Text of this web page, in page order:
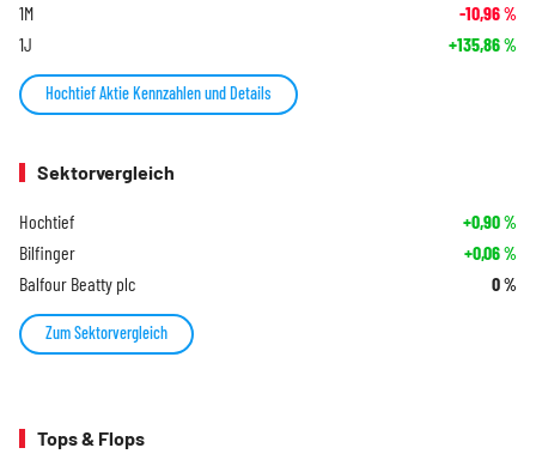
1M -10,96%
1J +135,86%
Hochtief Aktie Kennzahlen und Details
Sektorvergleich
Hochtief +0,90%
Bilfinger +0,06%
Balfour Beatty plc 0%
Zum Sektorvergleich
Tops & Flops